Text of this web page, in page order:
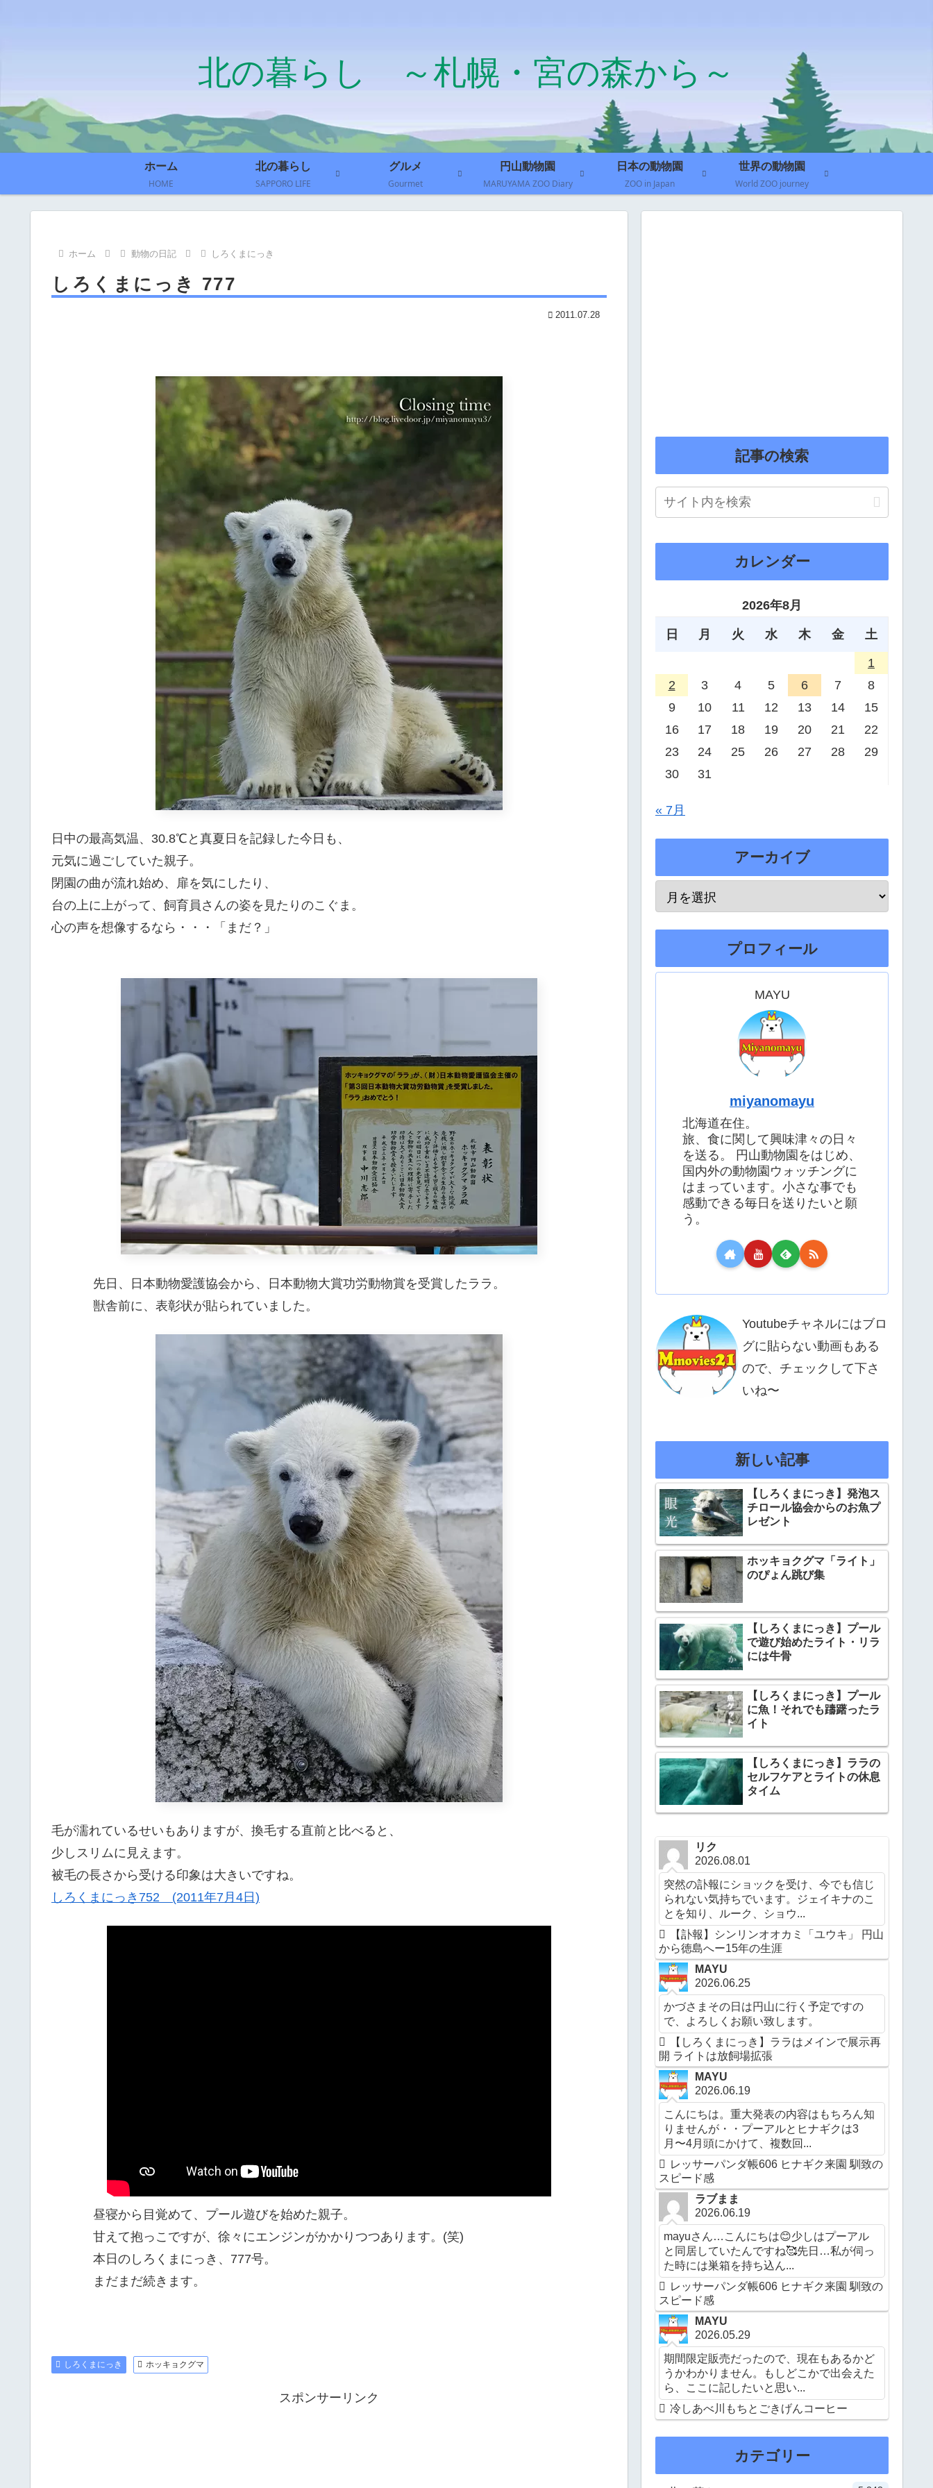
北の暮らし ～札幌・宮の森から～
ホーム
HOME
北の暮らし
SAPPORO LIFE
グルメ
Gourmet
円山動物園
MARUYAMA ZOO Diary
日本の動物園
ZOO in Japan
世界の動物園
World ZOO journey
ホーム 動物の日記 しろくまにっき
しろくまにっき 777
2011.07.28
日中の最高気温、30.8℃と真夏日を記録した今日も、
元気に過ごしていた親子。
閉園の曲が流れ始め、扉を気にしたり、
台の上に上がって、飼育員さんの姿を見たりのこぐま。
心の声を想像するなら・・・「まだ？」
先日、日本動物愛護協会から、日本動物大賞功労動物賞を受賞したララ。
獣舎前に、表彰状が貼られていました。
毛が濡れているせいもありますが、換毛する直前と比べると、
少しスリムに見えます。
被毛の長さから受ける印象は大きいですね。
しろくまにっき752 (2011年7月4日)
昼寝から目覚めて、プール遊びを始めた親子。
甘えて抱っこですが、徐々にエンジンがかかりつつあります。(笑)
本日のしろくまにっき、777号。
まだまだ続きます。
しろくまにっき ホッキョクグマ
スポンサーリンク
記事の検索
カレンダー
2026年8月
日 月 火 水 木 金 土
1
2
3 4 5 6 7
8
9
10 11 12 13 14
15
16
17 18 19 20 21
22
23
24 25 26 27 28
29
30
31
« 7月
アーカイブ
プロフィール
MAYU
miyanomayu
北海道在住。
旅、食に関して興味津々の日々
を送る。 円山動物園をはじめ、
国内外の動物園ウォッチングに
はまっています。小さな事でも
感動できる毎日を送りたいと願
う。
Youtubeチャネルにはブロ
グに貼らない動画もある
ので、チェックして下さ
いね〜
新しい記事
【しろくまにっき】発泡ス
チロール協会からのお魚プ
レゼント
ホッキョクグマ「ライト」
のぴょん跳び集
【しろくまにっき】プール
で遊び始めたライト・リラ
には牛骨
【しろくまにっき】プール
に魚！それでも躊躇ったラ
イト
【しろくまにっき】ララの
セルフケアとライトの休息
タイム
リク
2026.08.01
突然の訃報にショックを受け、今でも信じ
られない気持ちでいます。ジェイキナのこ
とを知り、ルーク、ショウ...
【訃報】シンリンオオカミ「ユウキ」 円山
から徳島へー15年の生涯
MAYU
2026.06.25
かづさまその日は円山に行く予定ですの
で、よろしくお願い致します。
【しろくまにっき】ララはメインで展示再
開 ライトは放飼場拡張
MAYU
2026.06.19
こんにちは。重大発表の内容はもちろん知
りませんが・・プーアルとヒナギクは3
月〜4月頭にかけて、複数回...
レッサーパンダ帳606 ヒナギク来園 馴致の
スピード感
ラブまま
2026.06.19
mayuさん…こんにちは😊少しはプーアル
と同居していたんですね🥰先日…私が伺っ
た時には巣箱を持ち込ん...
レッサーパンダ帳606 ヒナギク来園 馴致の
スピード感
MAYU
2026.05.29
期間限定販売だったので、現在もあるかど
うかわかりません。もしどこかで出会えた
ら、ここに記したいと思い...
冷しあべ川もちとごきげんコーヒー
カテゴリー